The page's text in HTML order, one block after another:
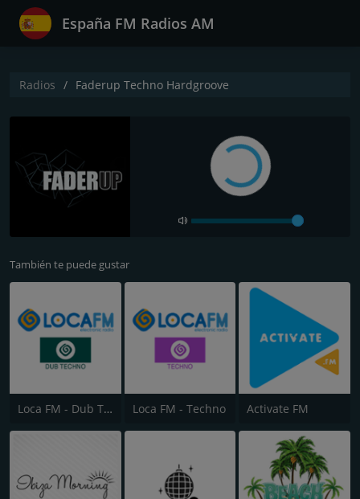
España FM Radios AM
Radios Faderup Techno Hardgroove
También te puede gustar
Loca FM - Dub Techno Loca FM - Techno Activate FM